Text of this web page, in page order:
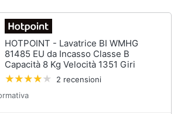
HOTPOINT - Lavatrice BI WMHG
81485 EU da Incasso Classe B
Capacità 8 Kg Velocità 1351 Giri
2 recensioni